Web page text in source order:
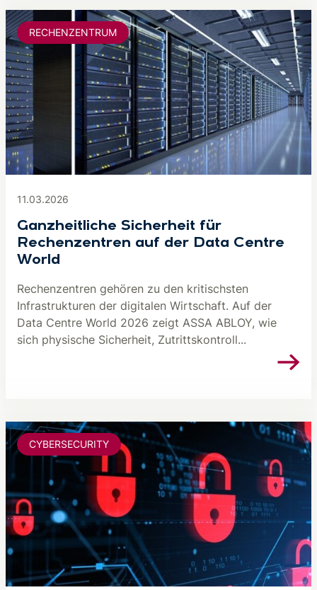
11.03.2026
Ganzheitliche Sicherheit für
Rechenzentren auf der Data Centre
World
Rechenzentren gehören zu den kritischsten
Infrastrukturen der digitalen Wirtschaft. Auf der
Data Centre World 2026 zeigt ASSA ABLOY, wie
sich physische Sicherheit, Zutrittskontroll...
RECHENZENTRUM
CYBERSECURITY